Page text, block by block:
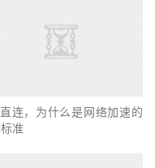
连，为什么是网络加速的
准